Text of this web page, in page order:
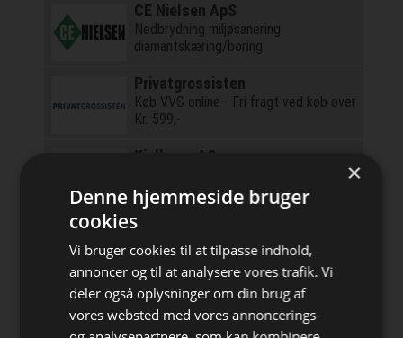
CE Nielsen ApS
Nedbrydning miljøsanering
diamantskæring/boring
Privatgrossisten
Køb VVS online - Fri fragt ved køb over
Kr. 599,-
Kjellerup AS
Fyns Kran Udstyr
Alt i løftegrej, løfteudstyr, kraner,
faldsikring mm.
Plastmo
Markedsleder inden for tagrender og
×
Denne hjemmeside bruger
cookies
Vi bruger cookies til at tilpasse indhold,
annoncer og til at analysere vores trafik. Vi
deler også oplysninger om din brug af
vores websted med vores annoncerings-